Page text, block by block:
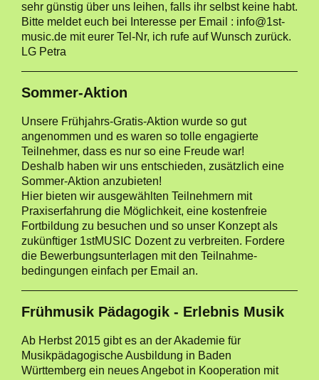
sehr günstig über uns leihen, falls ihr selbst keine habt.
Bitte meldet euch bei Interesse per Email : info@1st-
music.de mit eurer Tel-Nr, ich rufe auf Wunsch zurück.
LG Petra
Sommer-Aktion
Unsere Frühjahrs-Gratis-Aktion wurde so gut
angenommen und es waren so tolle engagierte
Teilnehmer, dass es nur so eine Freude war!
Deshalb haben wir uns entschieden, zusätzlich eine
Sommer-Aktion anzubieten!
Hier bieten wir ausgewählten Teilnehmern mit
Praxiserfahrung die Möglichkeit, eine kostenfreie
Fortbildung zu besuchen und so unser Konzept als
zukünftiger 1stMUSIC Dozent zu verbreiten. Fordere
die Bewerbungsunterlagen mit den Teilnahme-
bedingungen einfach per Email an.
Frühmusik Pädagogik - Erlebnis Musik
Ab Herbst 2015 gibt es an der Akademie für
Musikpädagogische Ausbildung in Baden
Württemberg ein neues Angebot in Kooperation mit